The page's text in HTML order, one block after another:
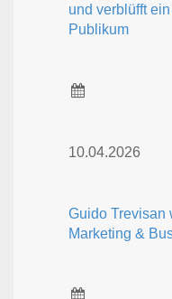
und verblüfft
Publikum
10.04.2026
Guido Trevisan
Marketing &